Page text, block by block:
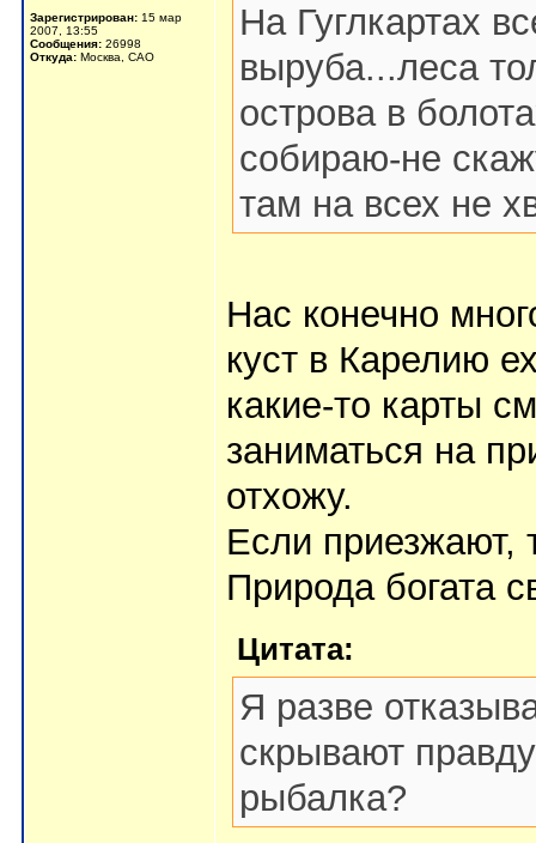
Зарегистрирован: 15 мар
2007, 13:55
Сообщения: 26998
Откуда: Москва, САО
На Гуглкартах
выруба...леса
острова в
собираю-не
там на всех не
Нас конечно
куст в Карелию
какие-то карты
заниматься на
отхожу.
Если приезжают,
Природа богата
Цитата:
Я разве
скрывают
рыбалка?